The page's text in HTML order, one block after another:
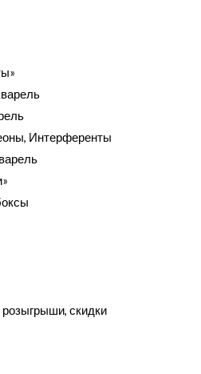
Интерференты
скидки